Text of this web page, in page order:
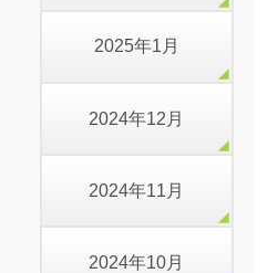
2025年1月
2024年12月
2024年11月
2024年10月